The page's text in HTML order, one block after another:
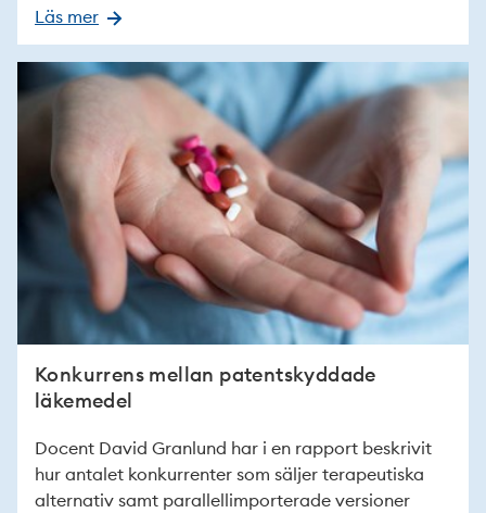
Läs mer
Konkurrens mellan patentskyddade
läkemedel
Docent David Granlund har i en rapport beskrivit
hur antalet konkurrenter som säljer terapeutiska
alternativ samt parallellimporterade versioner